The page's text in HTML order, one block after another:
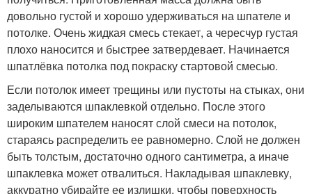
довольно густой и хорошо удерживаться на шпателе и
потолке. Очень жидкая смесь стекает, а чересчур густая
плохо наносится и быстрее затвердевает. Начинается
шпатлёвка потолка под покраску стартовой смесью.
Если потолок имеет трещины или пустоты на стыках, они
заделываются шпаклевкой отдельно. После этого
широким шпателем наносят слой смеси на потолок,
стараясь распределить ее равномерно. Слой не должен
быть толстым, достаточно одного сантиметра, а иначе
шпаклевка может отвалиться. Накладывая шпаклевку,
аккуратно убирайте ее излишки, чтобы поверхность